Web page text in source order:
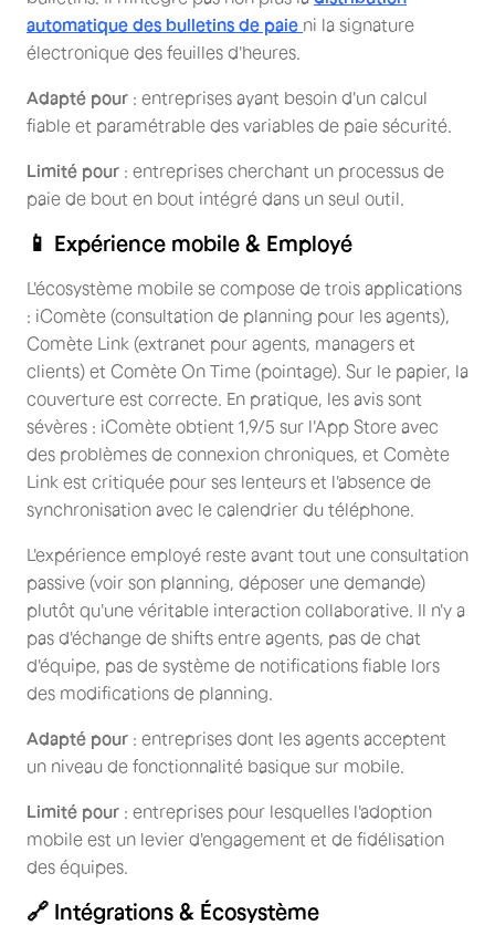
automatique des bulletins de paie ni la signature
électronique des feuilles d'heures.
Adapté pour : entreprises ayant besoin d'un calcul
fiable et paramétrable des variables de paie sécurité.
Limité pour : entreprises cherchant un processus de
paie de bout en bout intégré dans un seul outil.
📱 Expérience mobile & Employé
L'écosystème mobile se compose de trois applications
: iComète (consultation de planning pour les agents),
Comète Link (extranet pour agents, managers et
clients) et Comète On Time (pointage). Sur le papier, la
couverture est correcte. En pratique, les avis sont
sévères : iComète obtient 1,9/5 sur l'App Store avec
des problèmes de connexion chroniques, et Comète
Link est critiquée pour ses lenteurs et l'absence de
synchronisation avec le calendrier du téléphone.
L'expérience employé reste avant tout une consultation
passive (voir son planning, déposer une demande)
plutôt qu'une véritable interaction collaborative. Il n'y a
pas d'échange de shifts entre agents, pas de chat
d'équipe, pas de système de notifications fiable lors
des modifications de planning.
Adapté pour : entreprises dont les agents acceptent
un niveau de fonctionnalité basique sur mobile.
Limité pour : entreprises pour lesquelles l'adoption
mobile est un levier d'engagement et de fidélisation
des équipes.
🔗 Intégrations & Écosystème